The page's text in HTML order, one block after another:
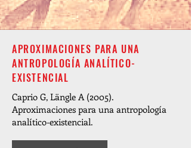
APROXIMACIONES PARA UNA
ANTROPOLOGÍA ANALÍTICO-
EXISTENCIAL
Caprio G, Längle A (2005).
Aproximaciones para una antropología
analítico-existencial.